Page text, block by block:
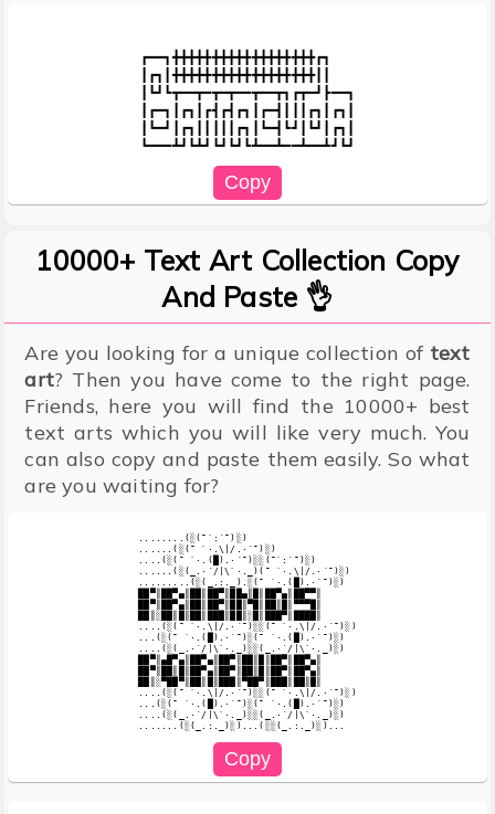
┏━━┓╋╋╋╋╋╋╋╋╋╋╋╋╋╋╋╋╋╋┏┓
┃┏┓┃╋╋╋╋╋╋╋╋╋╋╋╋╋╋╋╋╋╋┃┃
┃┗┛┗┳━━┳━┳━┳━━┳━━┳┓┏┳━┛┣━━┓
┃┏━┓┃┏┓┃┏┫┏┫┏┓┃┏━┫┃┃┃┏┓┃┏┓┃
┃┗━┛┃┏┓┃┃┃┃┃┏┓┃┗━┫┗┛┃┗┛┃┏┓┃
10000+ Text Art Collection Copy
And Paste 👌
Are you looking for a unique collection of text
art? Then you have come to the right page.
Friends, here you will find the 10000+ best
text arts which you will like very much. You
can also copy and paste them easily. So what
are you waiting for?
........(░(¯`:´¯)░)
......(░(¯ `·.\|/.·´¯)░)
....(░(¯ `·.(█).·´¯)░░(¯`:´¯)░)
......(░(_.·´/|\`·._)(¯ `·.\|/.·´¯)░)
.........(░(_.:._).░(¯ `·.(█).·´¯)░)
██▀║██▀▄║██║██▀║██▄║█║██▀▄║██▀▀║
██▀║██▀▄║██║██▀║██║▀█║██║█║▀▀▀█║
██║░██║█║██║███║██║░█║███▀║████║
....(░(¯ `·.\|/.·´¯)░░(¯ `·.\|/.·´¯)░)
...(░(¯ `·.(█).·´¯)░(¯ `·.(█).·´¯)░)
....(░(_.·´/|\`·._)░░(_.·´/|\`·._)░)
██▀║▄█▀▄║██▀▄║██▀║██║█║██▀║██▀▄║
██▀║██║█║██▀▄║██▀║██║█║██▀║██▀▄║
██║░▀██▀║██║█║███║▀██▀║███║██║█║
....(░(¯ `·.\|/.·´¯)░░(¯ `·.\|/.·´¯)░)
...(░(¯ `·.(█).·´¯)░(¯ `·.(█).·´¯)░)
....(░(_.·´/|\`·._)░░(_.·´/|\`·._)░)